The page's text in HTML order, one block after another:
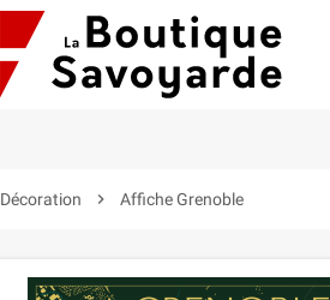
Décoration  Affiche Grenoble